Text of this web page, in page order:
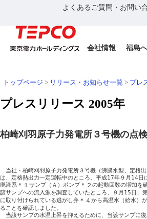
よくあるご質問・お問い
会社情報 福島
トップページ > リリース・お知らせ一覧 > プレ
プレスリリース 2005年
柏崎刈羽原子力発電所３号機の点
平成17年10
東京電力株
当社・柏崎刈羽原子力発電所３号機（沸騰水型、定格出
は、定格熱出力一定運転中のところ、平成17年９月14日
廃液系 ＊１ サンプ（Ａ）ポンプ ＊２ の起動回数の増加を
該サンプへの流入源を調査していたところ、９月15日、
に取り付けられている逃がし弁 ＊４から高温水（給水）
ることを確認しました。
当該サンプの水温上昇を抑えるために、当該サンプに